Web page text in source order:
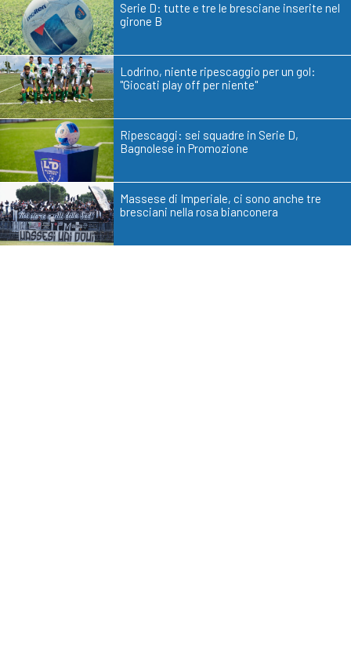
Serie D: tutte e tre le bresciane inserite nel
girone B
Lodrino, niente ripescaggio per un gol:
"Giocati play off per niente"
Ripescaggi: sei squadre in Serie D,
Bagnolese in Promozione
Massese di Imperiale, ci sono anche tre
bresciani nella rosa bianconera